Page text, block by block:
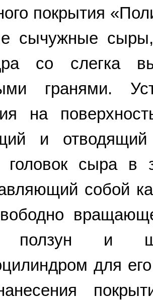
покрытия
сычужные
со слегка
гранями.
на
и отводящий
головок сыра в
собой
ползун и
для